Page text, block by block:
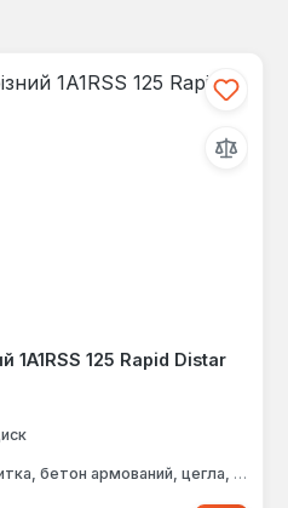
1A1RSS 125 Rapid Distar
бетон армований, цегла, граніт